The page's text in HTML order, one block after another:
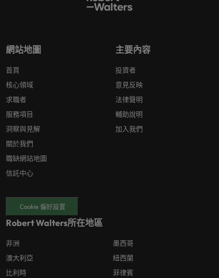
網站地圖
首頁
核心領域
求職者
服務項目
洞察與見解
關於我們
職缺網站地圖
信託中心
主要內容
投資者
意見反映
法律聲明
輔助說明
加入我們
Cookie 偏好設置
Robert Walters所在地區
非洲
澳大利亞
比利時
墨西哥
紐西蘭
菲律賓